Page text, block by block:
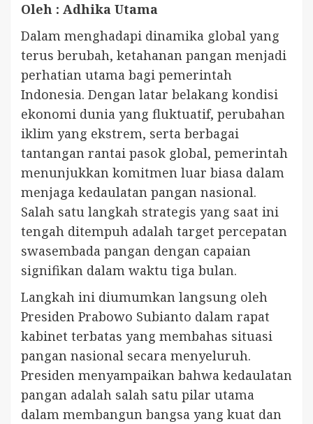
Oleh : Adhika Utama
Dalam menghadapi dinamika global yang
terus berubah, ketahanan pangan menjadi
perhatian utama bagi pemerintah
Indonesia. Dengan latar belakang kondisi
ekonomi dunia yang fluktuatif, perubahan
iklim yang ekstrem, serta berbagai
tantangan rantai pasok global, pemerintah
menunjukkan komitmen luar biasa dalam
menjaga kedaulatan pangan nasional.
Salah satu langkah strategis yang saat ini
tengah ditempuh adalah target percepatan
swasembada pangan dengan capaian
signifikan dalam waktu tiga bulan.
Langkah ini diumumkan langsung oleh
Presiden Prabowo Subianto dalam rapat
kabinet terbatas yang membahas situasi
pangan nasional secara menyeluruh.
Presiden menyampaikan bahwa kedaulatan
pangan adalah salah satu pilar utama
dalam membangun bangsa yang kuat dan